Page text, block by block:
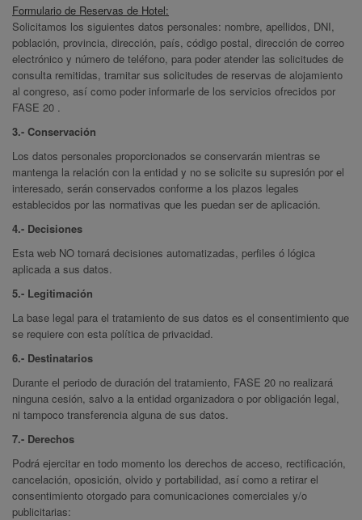
Formulario de Reservas de Hotel:
Solicitamos los siguientes datos personales: nombre, apellidos, DNI,
población, provincia, dirección, país, código postal, dirección de correo
electrónico y número de teléfono, para poder atender las solicitudes de
consulta remitidas, tramitar sus solicitudes de reservas de alojamiento
al congreso, así como poder informarle de los servicios ofrecidos por
FASE 20 .
3.- Conservación
Los datos personales proporcionados se conservarán mientras se
mantenga la relación con la entidad y no se solicite su supresión por el
interesado, serán conservados conforme a los plazos legales
establecidos por las normativas que les puedan ser de aplicación.
4.- Decisiones
Esta web NO tomará decisiones automatizadas, perfiles ó lógica
aplicada a sus datos.
5.- Legitimación
La base legal para el tratamiento de sus datos es el consentimiento que
se requiere con esta política de privacidad.
6.- Destinatarios
Durante el periodo de duración del tratamiento, FASE 20 no realizará
ninguna cesión, salvo a la entidad organizadora o por obligación legal,
ni tampoco transferencia alguna de sus datos.
7.- Derechos
Podrá ejercitar en todo momento los derechos de acceso, rectificación,
cancelación, oposición, olvido y portabilidad, así como a retirar el
consentimiento otorgado para comunicaciones comerciales y/o
publicitarias: